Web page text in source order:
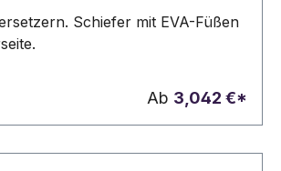
Schiefer mit EVA-Füßen
Ab 3,042 €*